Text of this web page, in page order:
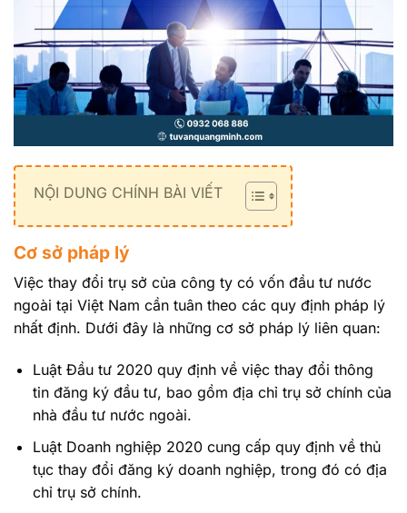
NỘI DUNG CHÍNH BÀI VIẾT
Cơ sở pháp lý
Việc thay đổi trụ sở của công ty có vốn đầu tư nước
ngoài tại Việt Nam cần tuân theo các quy định pháp lý
nhất định. Dưới đây là những cơ sở pháp lý liên quan:
Luật Đầu tư 2020 quy định về việc thay đổi thông
tin đăng ký đầu tư, bao gồm địa chỉ trụ sở chính của
nhà đầu tư nước ngoài.
Luật Doanh nghiệp 2020 cung cấp quy định về thủ
tục thay đổi đăng ký doanh nghiệp, trong đó có địa
chỉ trụ sở chính.